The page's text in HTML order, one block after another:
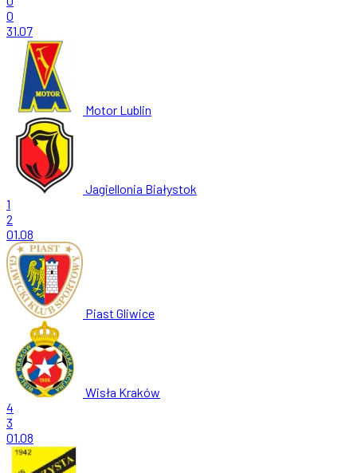
0
31.07
Motor Lublin
Jagiellonia Białystok
1
2
01.08
Piast Gliwice
Wisła Kraków
4
3
01.08